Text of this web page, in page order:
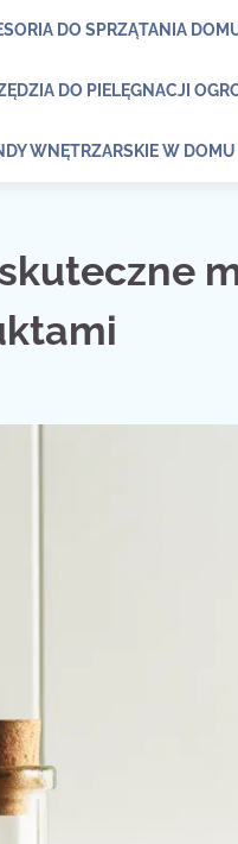
DO SPRZĄTANIA
DO PIELĘGNACJI
WNĘTRZARSKIE W DOMU